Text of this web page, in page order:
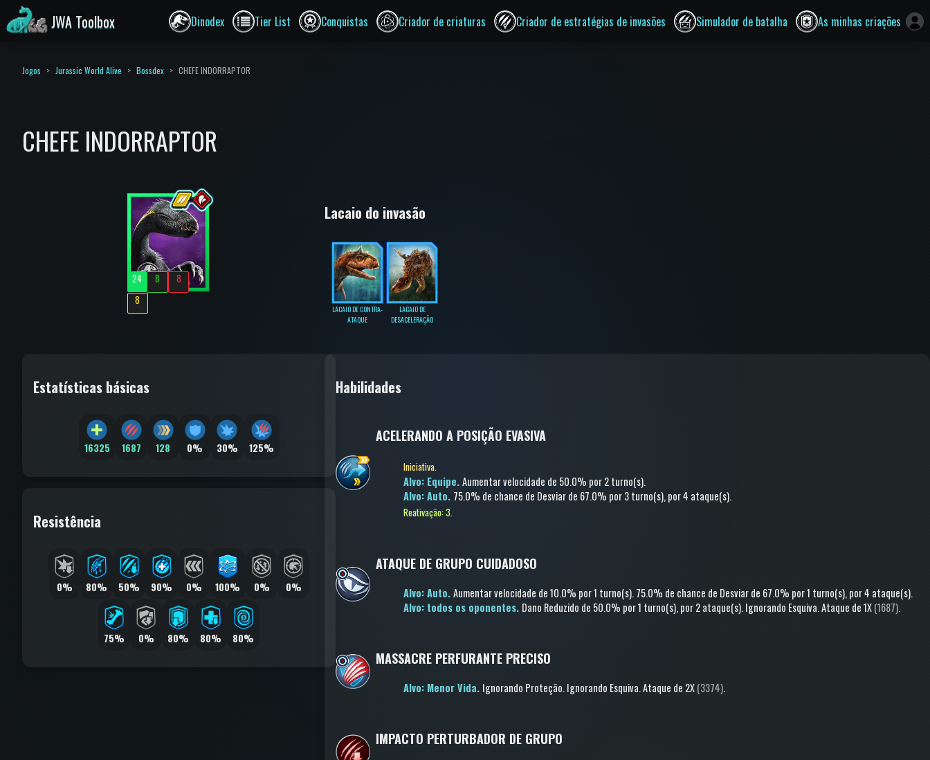
JWA Toolbox Dinodex Tier List Conquistas Criador de criaturas Criador de estratégias de invasões Simulador de batalha As minhas criações
Jogos Jurassic World Alive Bossdex CHEFE INDORRAPTOR
CHEFE INDORRAPTOR
24 8
8
8
Lacaio do invasão
LACAIO DE CONTRA-
ATAQUE
LACAIO DE
DESACELERAÇÃO
Estatísticas básicas
16325 1687 128 0% 30% 125%
Resistência
0% 80% 50% 90% 0% 100% 0% 0%
75% 0% 80% 80% 80%
Habilidades
ACELERANDO A POSIÇÃO EVASIVA
Iniciativa.
Alvo: Equipe.Aumentar velocidade de 50.0% por 2 turno(s).
Alvo: Auto. 75.0% de chance de Desviarde 67.0% por 3 turno(s), por 4 ataque(s).
Reativação: 3.
ATAQUE DE GRUPO CUIDADOSO
Alvo: Auto.Aumentar velocidade de 10.0% por 1 turno(s).75.0% de chance de Desviarde 67.0% por 1 turno(s), por 4 ataque(s).
Alvo: todos os oponentes. Dano Reduzido de 50.0% por 1 turno(s), por 2 ataque(s).Ignorando Esquiva.Ataque de 1X(1687).
MASSACRE PERFURANTE PRECISO
Alvo: Menor Vida. Ignorando Proteção.Ignorando Esquiva.Ataque de 2X(3374).
IMPACTO PERTURBADOR DE GRUPO